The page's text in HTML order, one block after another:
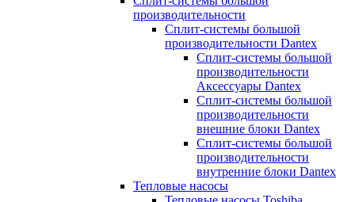
производительности
Сплит-системы большой
производительности Dantex
Сплит-системы большой
производительности
Аксессуары Dantex
Сплит-системы большой
производительности
внешние блоки Dantex
Сплит-системы большой
производительности
внутренние блоки Dantex
Тепловые насосы